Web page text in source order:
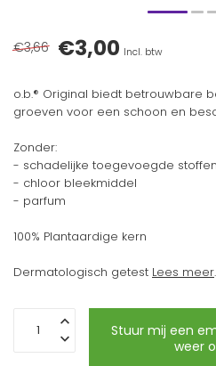
€3,66 €3,00 Incl. btw
o.b.® Original biedt betrouwbare
groeven voor een schoon en
Zonder:
- schadelijke toegevoegde stoffen
- chloor bleekmiddel
- parfum
100% Plantaardige kern
Dermatologisch getest Lees meer.
Stuur mij een
weer